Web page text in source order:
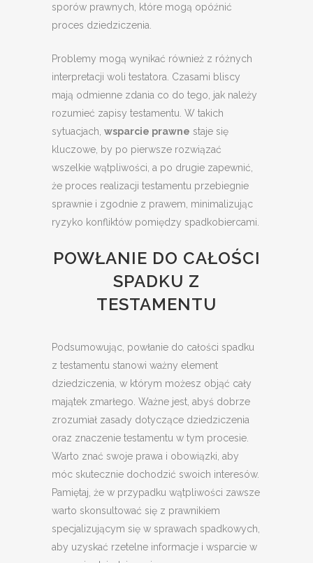
sporów prawnych, które mogą opóźnić
proces dziedziczenia.
Problemy mogą wynikać również z różnych
interpretacji woli testatora. Czasami bliscy
mają odmienne zdania co do tego, jak należy
rozumieć zapisy testamentu. W takich
sytuacjach, wsparcie prawne staje się
kluczowe, by po pierwsze rozwiązać
wszelkie wątpliwości, a po drugie zapewnić,
że proces realizacji testamentu przebiegnie
sprawnie i zgodnie z prawem, minimalizując
ryzyko konfliktów pomiędzy spadkobiercami.
POWŁANIE DO CAŁOŚCI
SPADKU Z
TESTAMENTU
Podsumowując, powłanie do całości spadku
z testamentu stanowi ważny element
dziedziczenia, w którym możesz objąć cały
majątek zmarłego. Ważne jest, abyś dobrze
zrozumiał zasady dotyczące dziedziczenia
oraz znaczenie testamentu w tym procesie.
Warto znać swoje prawa i obowiązki, aby
móc skutecznie dochodzić swoich interesów.
Pamiętaj, że w przypadku wątpliwości zawsze
warto skonsultować się z prawnikiem
specjalizującym się w sprawach spadkowych,
aby uzyskać rzetelne informacje i wsparcie w